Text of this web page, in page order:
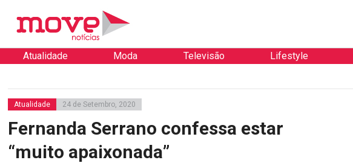
Atualidade Moda Televisão Lifestyle
Atualidade 24 de Setembro, 2020
Fernanda Serrano confessa estar
“muito apaixonada”